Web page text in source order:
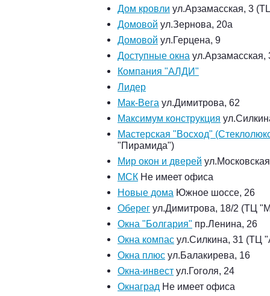
Дом кровли ул.Арзамасская, 3
Домовой ул.Зернова, 20а
Домовой ул.Герцена, 9
Доступные окна
Компания "АЛДИ"
Лидер
Мак-Вега ул.Димитрова, 62
Максимум конструкция
Мастерская "Восход"
"Пирамида")
Мир окон и дверей
МСК Не имеет офиса
Новые дома Южное шоссе, 26
Оберег ул.Димитрова, 18/2 (ТЦ
Окна "Болгария" пр.Ленина, 26
Окна компас ул.Силкина, 31 (ТЦ
Окна плюс ул.Балакирева, 16
Окна-инвест ул.Гоголя, 24
Окнаград Не имеет офиса